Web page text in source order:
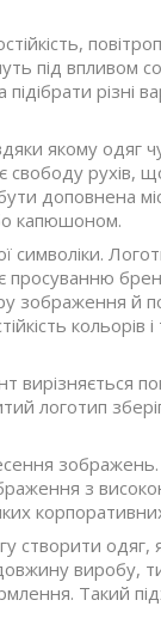
під впливом
різні
якому одяг
свободу рухів,
доповнена
капюшоном.
просуванню
зображення й
кольорів
логотип
з
створити одяг,
виробу,
Такий